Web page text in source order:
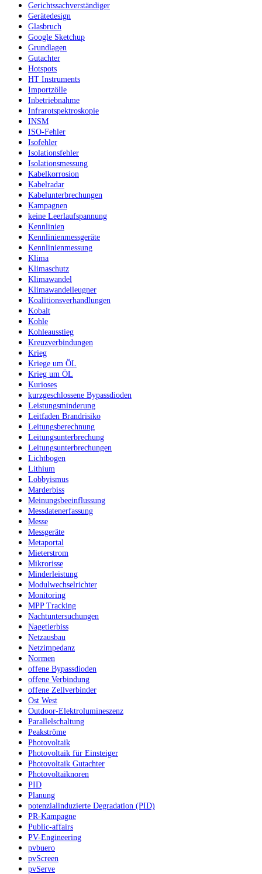
Gerichtssachverständiger
Gerätedesign
Glasbruch
Google Sketchup
Grundlagen
Gutachter
Hotspots
HT Instruments
Importzölle
Inbetriebnahme
Infrarotspektroskopie
INSM
ISO-Fehler
Isofehler
Isolationsfehler
Isolationsmessung
Kabelkorrosion
Kabelradar
Kabelunterbrechungen
Kampagnen
keine Leerlaufspannung
Kennlinien
Kennlinienmessgeräte
Kennlinienmessung
Klima
Klimaschutz
Klimawandel
Klimawandelleugner
Koalitionsverhandlungen
Kobalt
Kohle
Kohleausstieg
Kreuzverbindungen
Krieg
Kriege um ÖL
Krieg um ÖL
Kurioses
kurzgeschlossene Bypassdioden
Leistungsminderung
Leitfaden Brandrisiko
Leitungsberechnung
Leitungsunterbrechung
Leitungsunterbrechungen
Lichtbogen
Lithium
Lobbyismus
Marderbiss
Meinungsbeeinflussung
Messdatenerfassung
Messe
Messgeräte
Metaportal
Mieterstrom
Mikrorisse
Minderleistung
Modulwechselrichter
Monitoring
MPP Tracking
Nachtuntersuchungen
Nagetierbiss
Netzausbau
Netzimpedanz
Normen
offene Bypassdioden
offene Verbindung
offene Zellverbinder
Ost West
Outdoor-Elektrolumineszenz
Parallelschaltung
Peakströme
Photovoltaik
Photovoltaik für Einsteiger
Photovoltaik Gutachter
Photovoltaiknoren
PID
Planung
potenzialinduzierte Degradation (PID)
PR-Kampagne
Public-affairs
PV-Engineering
pvbuero
pvScreen
pvServe